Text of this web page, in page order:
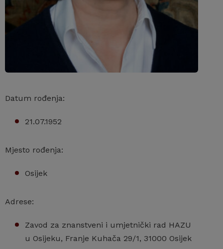
Datum rođenja:
21.07.1952
Mjesto rođenja:
Osijek
Adrese:
Zavod za znanstveni i umjetnički rad HAZU
u Osijeku, Franje Kuhača 29/1, 31000 Osijek